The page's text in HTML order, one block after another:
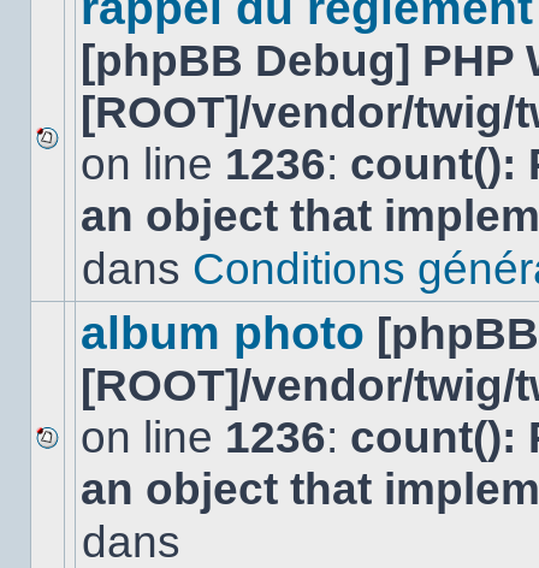
Aucun
nouveau
message
non-
dans
[phpBB Debug] PHP
[ROOT]/vendor/
on line 1236: count():
an object that
dans Conditions
Aucun
nouveau
message
album photo
[ROOT]/vendor/
on line 1236: count():
an object that
dans